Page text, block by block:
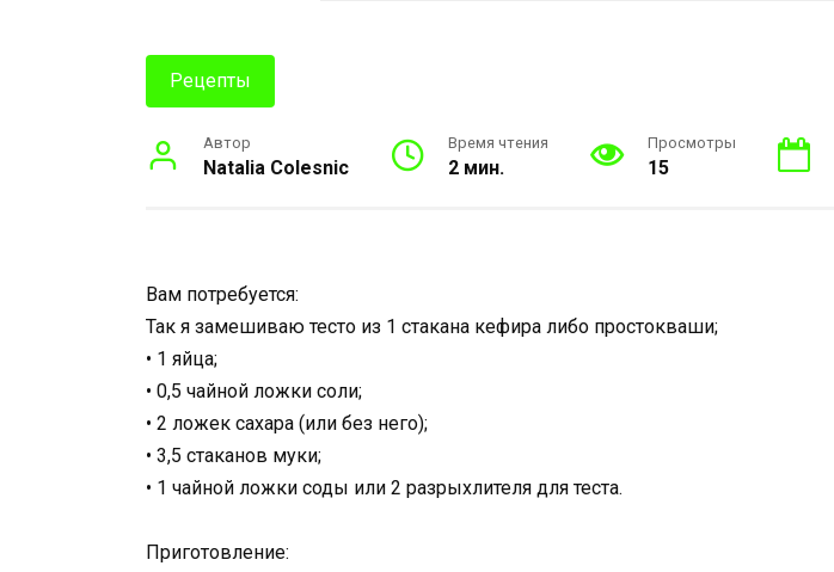
Рецепты
Автор
Natalia Colesnic
Время чтения
2 мин.
Просмотры
15
Вам потребуется:
Так я замешиваю тесто из 1 стакана кефира либо простокваши;
• 1 яйца;
• 0,5 чайной ложки соли;
• 2 ложек сахара (или без него);
• 3,5 стаканов муки;
• 1 чайной ложки соды или 2 разрыхлителя для теста.
Приготовление: